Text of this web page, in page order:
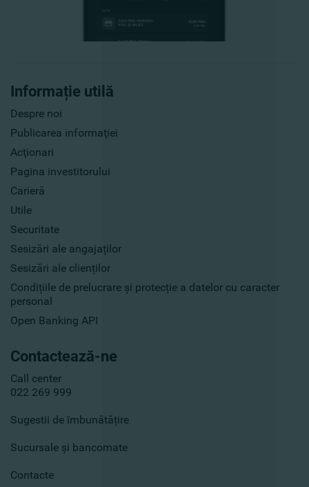
Informație utilă
Despre noi
Publicarea informaţiei
Acţionari
Pagina investitorului
Carieră
Utile
Securitate
Sesizări ale angajaților
Sesizări ale clienților
Condițiile de prelucrare și protecție a datelor cu caracter
personal
Open Banking API
Contactează-ne
Call center
022 269 999
Sugestii de îmbunătățire
Sucursale și bancomate
Contacte